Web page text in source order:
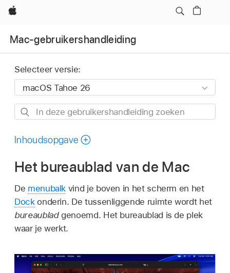
Apple
Mac-gebruikershandleiding
Selecteer versie:
In
gebruikershandleiding
Inhoudsopgave
Het bureaublad van de Mac
De menubalk vind je boven in het scherm en het
Dockonderin. De tussenliggende ruimte wordt het
bureaubladgenoemd. Het bureaublad is de plek
waar je werkt.